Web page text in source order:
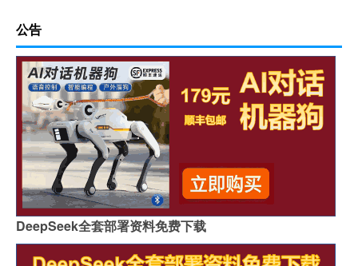
公告
DeepSeek全套部署资料免费下载